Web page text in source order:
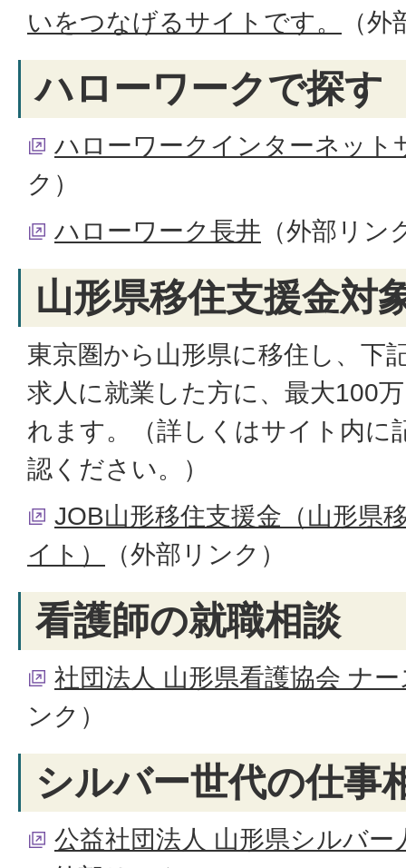
いをつなげるサイトです。
（
ハローワークで探す
ハローワークインターネット
ク）
ハローワーク長井 （外部リン
山形県移住支援金対
東京圏から山形県に移住し、下
求人に就業した方に、最大100
れます。（詳しくはサイト内に
認ください。）
JOB山形移住支援金（山形県
イト）
（外部リンク）
看護師の就職相談
社団法人 山形県看護協会 ナ
ンク）
シルバー世代の仕事
公益社団法人 山形県シルバー